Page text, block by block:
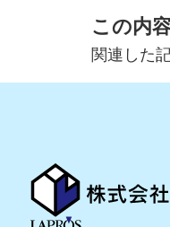
この内
関連した